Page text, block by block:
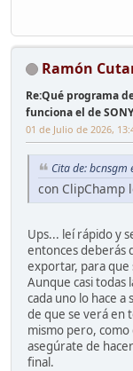
Ramón
Re:Qué programa
funciona el de SONY
01 de Julio de 2026,
Cita de: bcnsgm
con ClipChamp
Ups... leí rápido y
entonces deberás
exportar, para que
Aunque casi todas
cada uno lo hace
de que se verá en
mismo pero, como
asegúrate de
final.